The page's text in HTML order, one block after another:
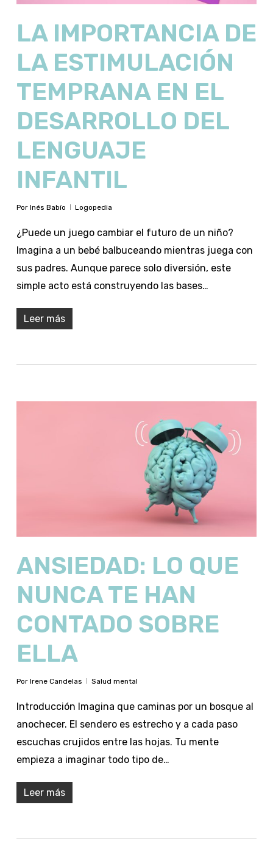
LA IMPORTANCIA DE
LA ESTIMULACIÓN
TEMPRANA EN EL
DESARROLLO DEL
LENGUAJE
INFANTIL
Por Inés Babío Logopedia
¿Puede un juego cambiar el futuro de un niño?
Imagina a un bebé balbuceando mientras juega con
sus padres. Aunque parece solo diversión, este
simple acto está construyendo las bases…
Leer más
ANSIEDAD: LO QUE
NUNCA TE HAN
CONTADO SOBRE
ELLA
Por Irene Candelas Salud mental
Introducción Imagina que caminas por un bosque al
anochecer. El sendero es estrecho y a cada paso
escuchas crujidos entre las hojas. Tu mente
empieza a imaginar todo tipo de…
Leer más